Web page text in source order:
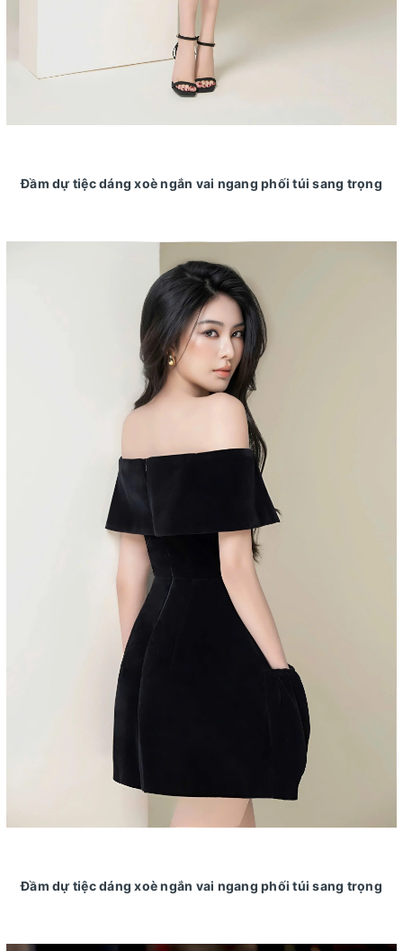
Đầm dự tiệc dáng xoè ngắn vai ngang phối túi sang trọng
Đầm dự tiệc dáng xoè ngắn vai ngang phối túi sang trọng